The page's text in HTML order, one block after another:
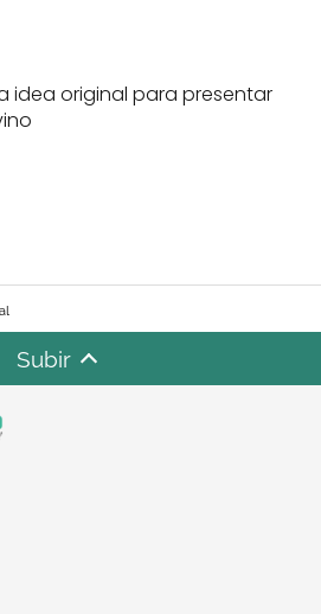
idea original para presentar
Subir